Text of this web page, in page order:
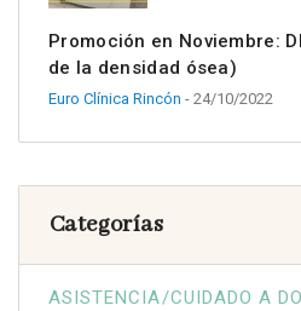
Promoción en Noviembre:
de la densidad ósea)
Euro Clínica Rincón - 24/10/2022
Categorías
ASISTENCIA/CUIDADO A